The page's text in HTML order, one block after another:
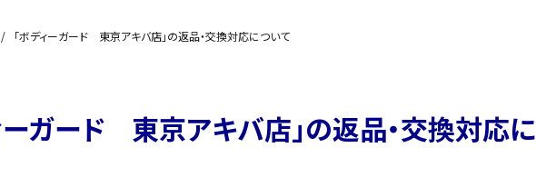
「ボディーガード 東京アキバ店」の返品・交換対応について
ーガード 東京アキバ店」の返品・交換対応に